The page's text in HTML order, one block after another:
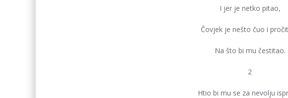
I jer je netko pitao,
Čovjek je nešto čuo i
Na što bi mu čestitao.
2
Htio bi mu se za nevolju